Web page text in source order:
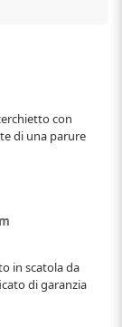
con
di una parure
in scatola da
di garanzia